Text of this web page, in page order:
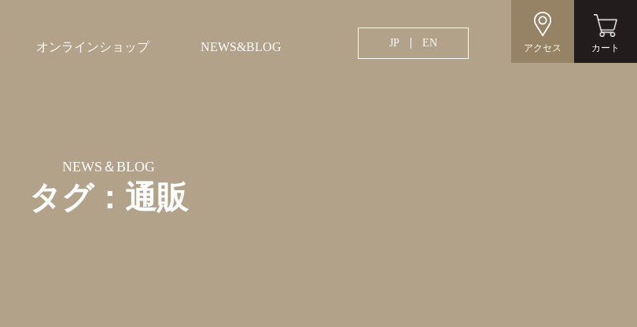
オンラインショップ NEWS&BLOG JP EN アクセス カート
NEWS＆BLOG
タグ：通販